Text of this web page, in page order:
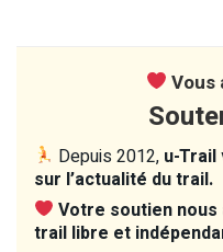
Vous
Depuis 2012, u-
sur l’actualité du trail.
Votre soutien
trail libre et